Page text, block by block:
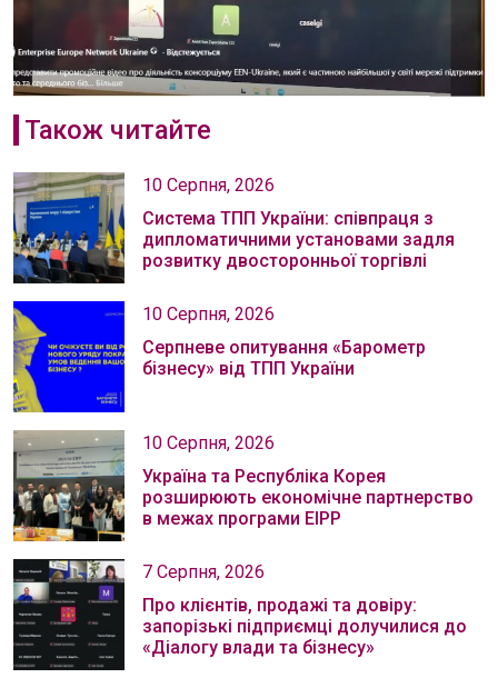
Також читайте
10 Серпня, 2026
Система ТПП України: співпраця з
дипломатичними установами задля
розвитку двосторонньої торгівлі
10 Серпня, 2026
Серпневе опитування «Барометр
бізнесу» від ТПП України
10 Серпня, 2026
Україна та Республіка Корея
розширюють економічне партнерство
в межах програми EIPP
7 Серпня, 2026
Про клієнтів, продажі та довіру:
запорізькі підприємці долучилися до
«Діалогу влади та бізнесу»